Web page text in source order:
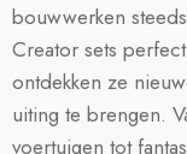
bouwwerken
Creator sets
ontdekken ze
uiting te brengen.
voertuigen tot